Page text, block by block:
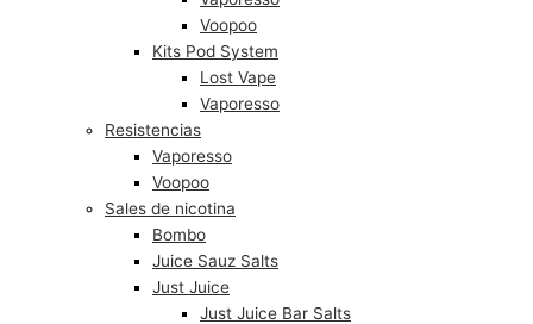
Voopoo
Kits Pod System
Lost Vape
Vaporesso
Resistencias
Vaporesso
Voopoo
Sales de nicotina
Bombo
Juice Sauz Salts
Just Juice
Just Juice Bar Salts